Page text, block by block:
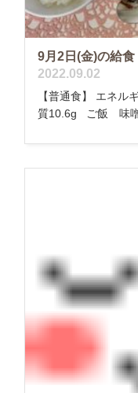
9月2日(金)の給食
2022.09.02
【普通食】 エネ
質10.6g ご飯 味噌